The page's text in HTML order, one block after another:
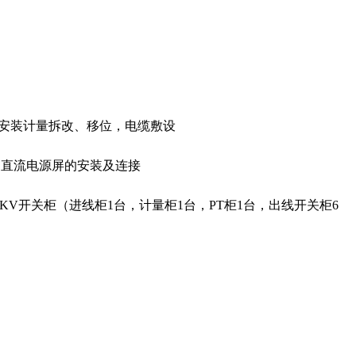
装计量拆改、移位，电缆敷设
流电源屏的安装及连接
开关柜（进线柜1台，计量柜1台，PT柜1台，出线开关柜6